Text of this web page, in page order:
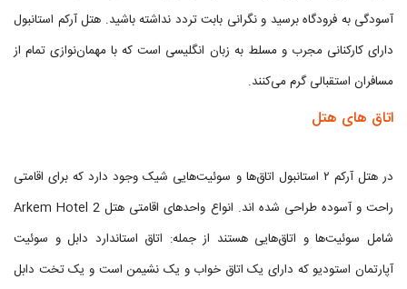
آسودگی به فرودگاه برسید و نگرانی بابت تردد نداشته باشید. هتل آرکم استانبول
دارای کارکنانی مجرب و مسلط به زبان انگلیسی است که با مهمان‌نوازی تمام از
مسافران استقبالی گرم می‌کنند.
اتاق های هتل
در هتل آرکم ۲ استانبول اتاق‌ها و سوئیت‌هایی شیک وجود دارد که برای اقامتی
راحت و آسوده طراحی شده اند. انواع واحدهای اقامتی هتل Arkem Hotel 2
شامل سوئیت‌ها و اتاق‌هایی هستند از جمله: اتاق استاندارد دابل و سوئیت
آپارتمان استودیو که دارای یک اتاق خواب و یک نشیمن است و یک تخت دابل